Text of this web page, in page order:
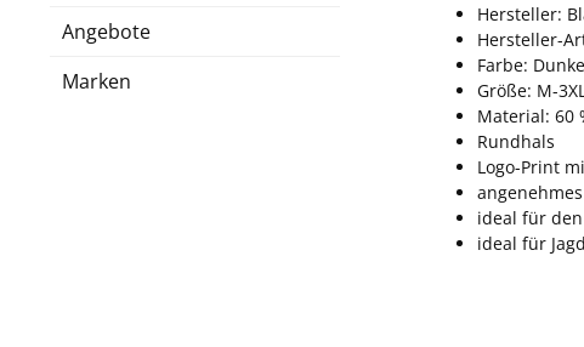
Angebote
Marken
Hersteller:
Hersteller-
Farbe:
Größe: M-
Material: 60
Rundhals
Logo-Print
ideal für
ideal für